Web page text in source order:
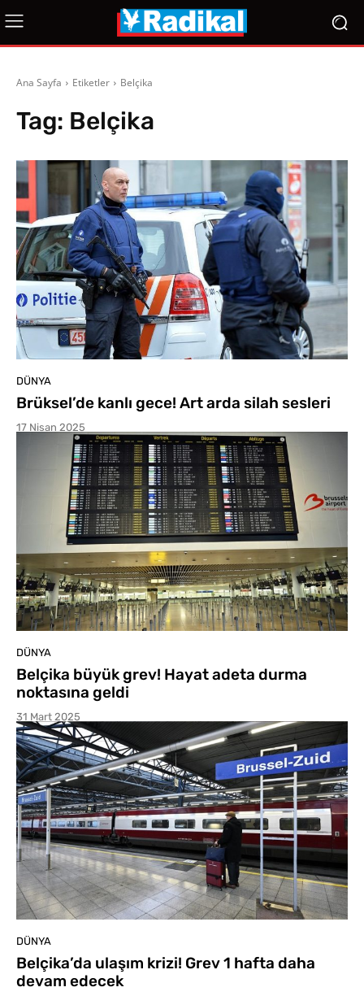
Ana Sayfa Etiketler Belçika
Tag: Belçika
DÜNYA
Brüksel’de kanlı gece! Art arda silah sesleri
17 Nisan 2025
DÜNYA
Belçika büyük grev! Hayat adeta durma
noktasına geldi
31 Mart 2025
DÜNYA
Belçika’da ulaşım krizi! Grev 1 hafta daha
devam edecek